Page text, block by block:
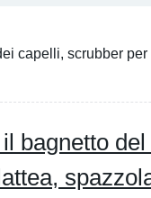
capelli, scrubber
bagnetto